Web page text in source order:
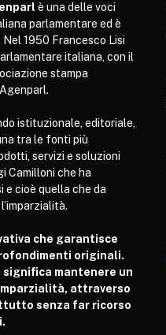
è una delle voci
parlamentare ed è
1950 Francesco Lisi
italiana, con il
stampa
istituzionale, editoriale,
tra le fonti più
servizi e soluzioni
Camilloni che ha
cioè quella che da
che garantisce
originali.
significa mantenere un
attraverso
senza far ricorso